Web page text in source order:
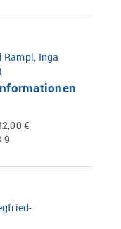
Rampl Inga
€
9